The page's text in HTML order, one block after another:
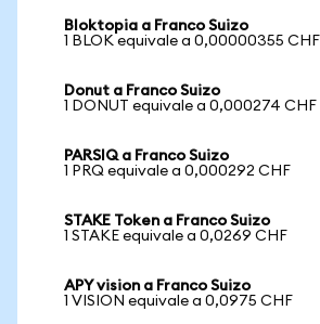
Bloktopia a Franco Suizo
1 BLOK equivale a 0,00000355 CHF
Donut a Franco Suizo
1 DONUT equivale a 0,000274 CHF
PARSIQ a Franco Suizo
1 PRQ equivale a 0,000292 CHF
STAKE Token a Franco Suizo
1 STAKE equivale a 0,0269 CHF
APY vision a Franco Suizo
1 VISION equivale a 0,0975 CHF